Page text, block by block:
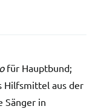
für Hauptbund;
Hilfsmittel aus der
Sänger in